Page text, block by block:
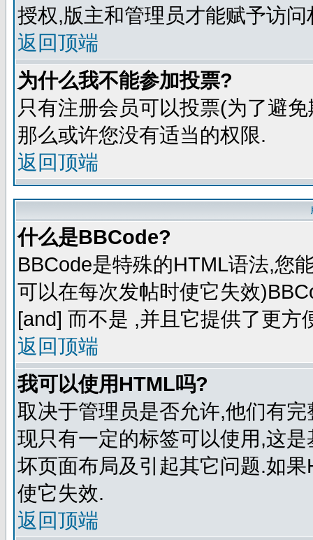
授权,版主和管理员才能赋予访
返回顶端
为什么我不能参加投票?
只有注册会员可以投票(为了避
那么或许您没有适当的权限.
返回顶端
什么是BBCode?
BBCode是特殊的HTML语法,您
可以在每次发帖时使它失效
[and] 而不是 ,并且它提供了更方
返回顶端
我可以使用HTML吗?
取决于管理员是否允许,他们有
现只有一定的标签可以使用,这
坏页面布局及引起其它问题.如
使它失效.
返回顶端